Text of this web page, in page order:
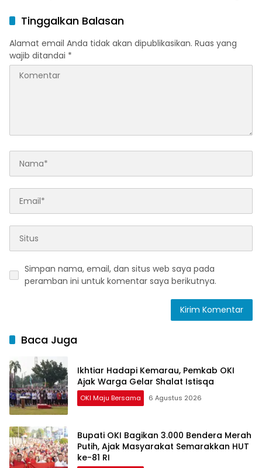
Tinggalkan Balasan
Alamat email Anda tidak akan dipublikasikan. Ruas yang
wajib ditandai *
Simpan nama, email, dan situs web saya pada
peramban ini untuk komentar saya berikutnya.
Baca Juga
Ikhtiar Hadapi Kemarau, Pemkab OKI
Ajak Warga Gelar Shalat Istisqa
OKI Maju Bersama 6 Agustus 2026
Bupati OKI Bagikan 3.000 Bendera Merah
Putih, Ajak Masyarakat Semarakkan HUT
ke-81 RI